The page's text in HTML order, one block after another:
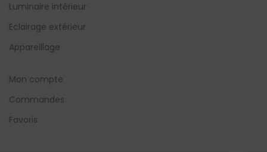
Luminaire intérieur
Eclairage extérieur
Appareillage
Mon compte
Commandes
Favoris